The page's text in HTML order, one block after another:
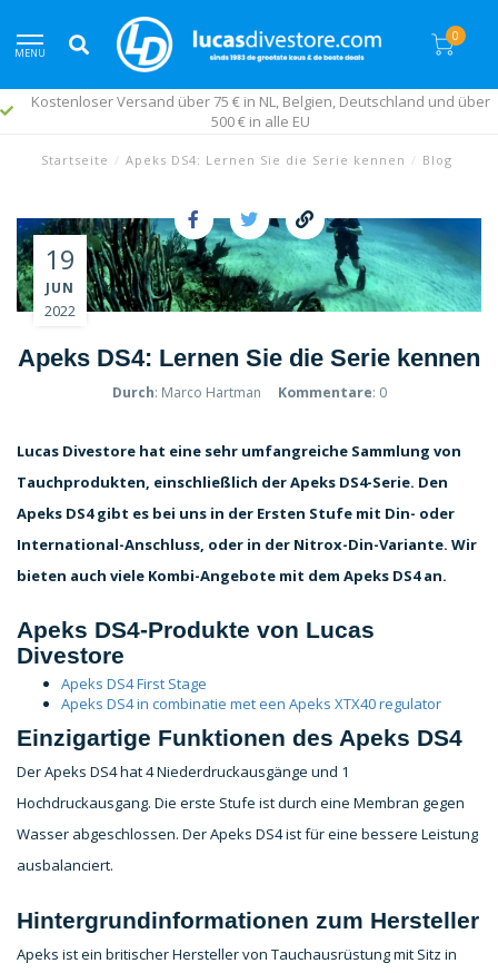
MENU
0
Kostenloser Versand über 75 € in NL, Belgien, Deutschland und über
500 € in alle EU
Startseite / Apeks DS4: Lernen Sie die Serie kennen / Blog
19
JUN
2022
Apeks DS4: Lernen Sie die Serie kennen
Durch: Marco Hartman Kommentare: 0
Lucas Divestore hat eine sehr umfangreiche Sammlung von
Tauchprodukten, einschließlich der Apeks DS4-Serie. Den
Apeks DS4 gibt es bei uns in der Ersten Stufe mit Din- oder
International-Anschluss, oder in der Nitrox-Din-Variante. Wir
bieten auch viele Kombi-Angebote mit dem Apeks DS4 an.
Apeks DS4-Produkte von Lucas
Divestore
Apeks DS4 First Stage
Apeks DS4 in combinatie met een Apeks XTX40 regulator
Einzigartige Funktionen des Apeks DS4
Der Apeks DS4 hat 4 Niederdruckausgänge und 1
Hochdruckausgang. Die erste Stufe ist durch eine Membran gegen
Wasser abgeschlossen. Der Apeks DS4 ist für eine bessere Leistung
ausbalanciert.
Hintergrundinformationen zum Hersteller
Apeks ist ein britischer Hersteller von Tauchausrüstung mit Sitz in